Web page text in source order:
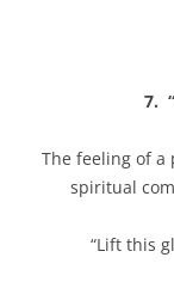
7.
The feeling of a
spiritual
“Lift this